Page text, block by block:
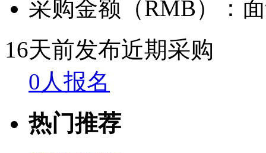
采购金额（RMB）：
16天前发布近期采购
0人报名
热门推荐